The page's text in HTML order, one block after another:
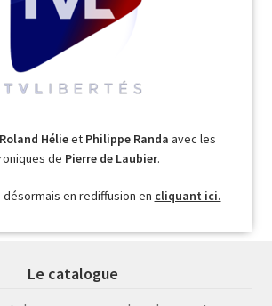
Roland Hélieet Philippe Randa avec les
de Pierre de Laubier.
en rediffusion en cliquant ici.
Le catalogue